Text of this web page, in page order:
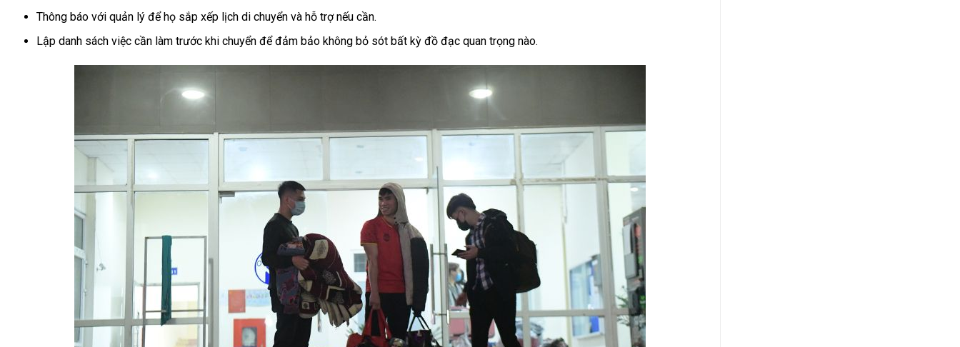
Thông báo với quản lý để họ sắp xếp lịch di chuyển và hỗ trợ nếu cần.
Lập danh sách việc cần làm trước khi chuyển để đảm bảo không bỏ sót bất kỳ đồ đạc quan trọng nào.